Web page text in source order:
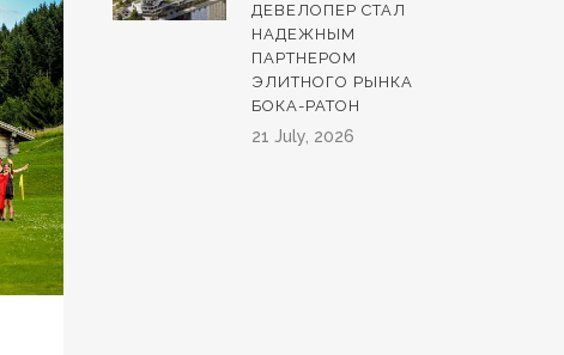
ДЕВЕЛОПЕР СТАЛ
НАДЕЖНЫМ
ПАРТНЕРОМ
ЭЛИТНОГО РЫНКА
БОКА-РАТОН
21 July, 2026